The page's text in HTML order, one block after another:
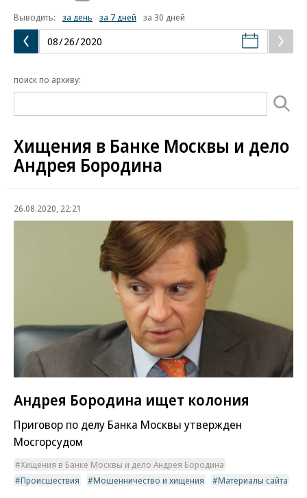
Выводить:
за день за 7 дней за 30 дней
поиск по архиву:
Хищения в Банке Москвы и дело
Андрея Бородина
26.08.2020, 22:21
Андрея Бородина ищет колония
Приговор по делу Банка Москвы утвержден
Мосгорсудом
Хищения в Банке Москвы и дело Андрея Бородина
Происшествия
Мошенничество и хищения Материалы сайта